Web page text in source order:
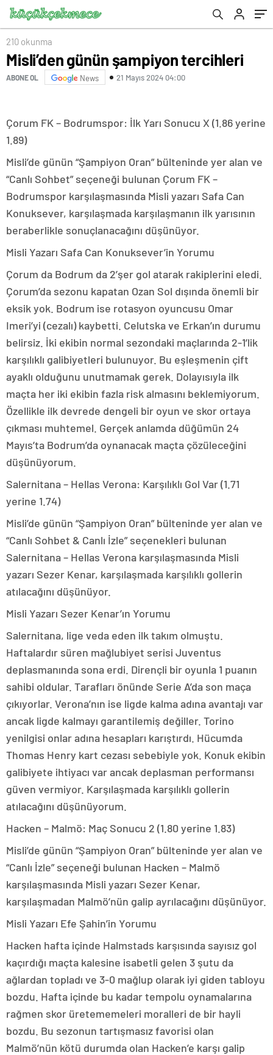
210 okunma
Misli’den günün şampiyon tercihleri
ABONE OL News 21 Mayıs 2024 04:00
Çorum FK – Bodrumspor: İlk Yarı Sonucu X (1.86 yerine
1.89)
Misli’de günün “Şampiyon Oran” bülteninde yer alan ve
“Canlı Sohbet” seçeneği bulunan Çorum FK –
Bodrumspor karşılaşmasında Misli yazarı Safa Can
Konuksever, karşılaşmada karşılaşmanın ilk yarısının
beraberlikle sonuçlanacağını düşünüyor.
Misli Yazarı Safa Can Konuksever’in Yorumu
Çorum da Bodrum da 2’şer gol atarak rakiplerini eledi.
Çorum’da sezonu kapatan Ozan Sol dışında önemli bir
eksik yok. Bodrum ise rotasyon oyuncusu Omar
Imeri’yi (cezalı) kaybetti. Celutska ve Erkan’ın durumu
belirsiz. İki ekibin normal sezondaki maçlarında 2-1’lik
karşılıklı galibiyetleri bulunuyor. Bu eşleşmenin çift
ayaklı olduğunu unutmamak gerek. Dolayısıyla ilk
maçta her iki ekibin fazla risk almasını beklemiyorum.
Özellikle ilk devrede dengeli bir oyun ve skor ortaya
çıkması muhtemel. Gerçek anlamda düğümün 24
Mayıs’ta Bodrum’da oynanacak maçta çözüleceğini
düşünüyorum.
Salernitana – Hellas Verona: Karşılıklı Gol Var (1.71
yerine 1.74)
Misli’de günün “Şampiyon Oran” bülteninde yer alan ve
“Canlı Sohbet & Canlı İzle” seçenekleri bulunan
Salernitana – Hellas Verona karşılaşmasında Misli
yazarı Sezer Kenar, karşılaşmada karşılıklı gollerin
atılacağını düşünüyor.
Misli Yazarı Sezer Kenar’ın Yorumu
Salernitana, lige veda eden ilk takım olmuştu.
Haftalardır süren mağlubiyet serisi Juventus
deplasmanında sona erdi. Dirençli bir oyunla 1 puanın
sahibi oldular. Tarafları önünde Serie A’da son maça
çıkıyorlar. Verona’nın ise ligde kalma adına avantajı var
ancak ligde kalmayı garantilemiş değiller. Torino
yenilgisi onlar adına hesapları karıştırdı. Hücumda
Thomas Henry kart cezası sebebiyle yok. Konuk ekibin
galibiyete ihtiyacı var ancak deplasman performansı
güven vermiyor. Karşılaşmada karşılıklı gollerin
atılacağını düşünüyorum.
Hacken – Malmö: Maç Sonucu 2 (1.80 yerine 1.83)
Misli’de günün “Şampiyon Oran” bülteninde yer alan ve
“Canlı İzle” seçeneği bulunan Hacken – Malmö
karşılaşmasında Misli yazarı Sezer Kenar,
karşılaşmadan Malmö’nün galip ayrılacağını düşünüyor.
Misli Yazarı Efe Şahin’in Yorumu
Hacken hafta içinde Halmstads karşısında sayısız gol
kaçırdığı maçta kalesine isabetli gelen 3 şutu da
ağlardan topladı ve 3-0 mağlup olarak iyi giden tabloyu
bozdu. Hafta içinde bu kadar tempolu oynamalarına
rağmen skor üretememeleri moralleri de bir hayli
bozdu. Bu sezonun tartışmasız favorisi olan
Malmö’nün kötü durumda olan Hacken’e karşı galip